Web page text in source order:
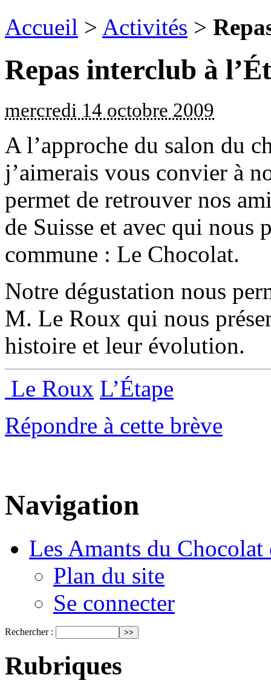
Accueil > Activités >
Repas interclub à
mercredi 14 octobre 2009
A l’approche du salon du
j’aimerais vous convier à
permet de retrouver nos
de Suisse et avec qui nous
commune : Le Chocolat.
Notre dégustation nous
M. Le Roux qui nous
histoire et leur évolution.
Le Roux L’Étape
Répondre à cette brève
Navigation
Les Amants du
Plan du site
Se connecter
Rechercher :
Rubriques